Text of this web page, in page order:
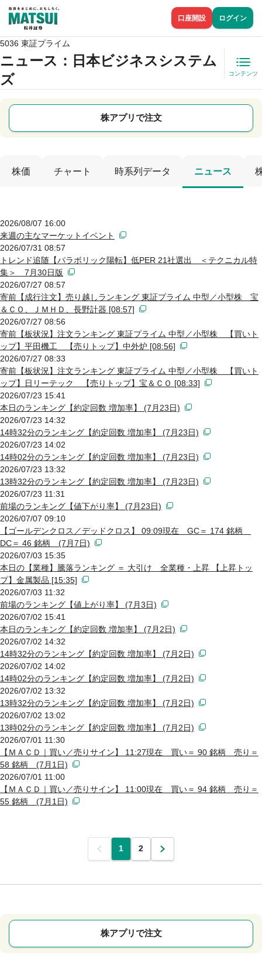
口座開設 ログイン
5036 東証プライム
ニュース ：日本ビジネスシステム
ズ
コンテンツ
株アプリで注文
株価 チャート 時系列データ ニュース
2026/08/07 16:00
来週の主なマーケットイベント
2026/07/31 08:57
トレンド追随【パラボリック陽転】低PER 21社選出 ＜テクニカル特
集＞ 7月30日版
2026/07/27 08:57
寄前【成行注文】売り越しランキング 東証プライム 中型／小型株 宝
＆ＣＯ、ＪＭＨＤ、長野計器 [08:57]
2026/07/27 08:56
寄前【板状況】注文ランキング 東証プライム 中型／小型株 【買いト
ップ】平田機工 【売りトップ】中外炉 [08:56]
2026/07/27 08:33
寄前【板状況】注文ランキング 東証プライム 中型／小型株 【買いト
ップ】日リーテック 【売りトップ】宝＆ＣＯ [08:33]
2026/07/23 15:41
本日のランキング【約定回数 増加率】 (7月23日)
2026/07/23 14:32
14時32分のランキング【約定回数 増加率】 (7月23日)
2026/07/23 14:02
14時02分のランキング【約定回数 増加率】 (7月23日)
2026/07/23 13:32
13時32分のランキング【約定回数 増加率】 (7月23日)
2026/07/23 11:31
前場のランキング【値下がり率】 (7月23日)
2026/07/07 09:10
【ゴールデンクロス／デッドクロス】 09:09現在 GC＝ 174 銘柄
DC＝ 46 銘柄 (7月7日)
2026/07/03 15:35
本日の【業種】騰落ランキング ＝ 大引け 全業種・上昇 【上昇トッ
プ】金属製品 [15:35]
2026/07/03 11:32
前場のランキング【値上がり率】 (7月3日)
2026/07/02 15:41
本日のランキング【約定回数 増加率】 (7月2日)
2026/07/02 14:32
14時32分のランキング【約定回数 増加率】 (7月2日)
2026/07/02 14:02
14時02分のランキング【約定回数 増加率】 (7月2日)
2026/07/02 13:32
13時32分のランキング【約定回数 増加率】 (7月2日)
2026/07/02 13:02
13時02分のランキング【約定回数 増加率】 (7月2日)
2026/07/01 11:30
【ＭＡＣＤ｜買い／売りサイン】 11:27現在 買い＝ 90 銘柄 売り＝
58 銘柄 (7月1日)
2026/07/01 11:00
【ＭＡＣＤ｜買い／売りサイン】 11:00現在 買い＝ 94 銘柄 売り＝
55 銘柄 (7月1日)
前 1 2 次
株アプリで注文